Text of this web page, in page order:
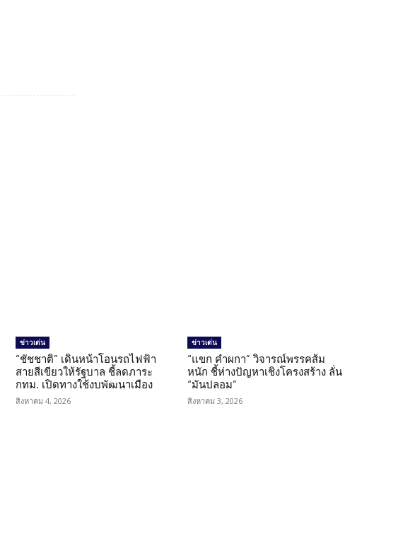
ข่าวเด่น
“ชัชชาติ” เดินหน้าโอนรถไฟฟ้า
สายสีเขียวให้รัฐบาล ชี้ลดภาระ
กทม. เปิดทางใช้งบพัฒนาเมือง
สิงหาคม 4, 2026
ข่าวเด่น
“แขก คำผกา” วิจารณ์พรรคส้ม
หนัก ชี้ห่างปัญหาเชิงโครงสร้าง ลั่น
“มันปลอม”
สิงหาคม 3, 2026